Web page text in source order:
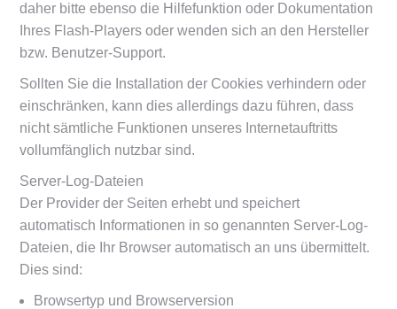
daher bitte ebenso die Hilfefunktion oder Dokumentation
Ihres Flash-Players oder wenden sich an den Hersteller
bzw. Benutzer-Support.
Sollten Sie die Installation der Cookies verhindern oder
einschränken, kann dies allerdings dazu führen, dass
nicht sämtliche Funktionen unseres Internetauftritts
vollumfänglich nutzbar sind.
Server-Log-Dateien
Der Provider der Seiten erhebt und speichert
automatisch Informationen in so genannten Server-Log-
Dateien, die Ihr Browser automatisch an uns übermittelt.
Dies sind:
Browsertyp und Browserversion